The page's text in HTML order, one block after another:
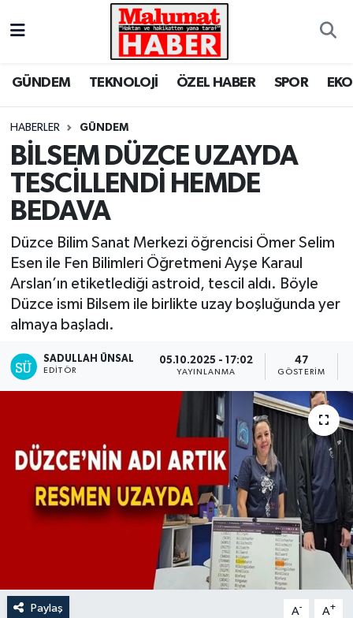
GÜNDEM TEKNOLOJİ ÖZEL HABER SPOR
HABERLER GÜNDEM
BİLSEM DÜZCE UZAYDA
TESCİLLENDİ HEMDE
BEDAVA
Düzce Bilim Sanat Merkezi öğrencisi Ömer Selim
Esen ile Fen Bilimleri Öğretmeni Ayşe Karaul
Arslan’ın etiketlediği astroid, tescil aldı. Böyle
Düzce ismi Bilsem ile birlikte uzay boşluğunda yer
almaya başladı.
SADULLAH ÜNSAL
EDITÖR
05.10.2025 - 17:02
YAYINLANMA
47
GÖSTERIM
Paylaş A- A+
Nöbetçi Eczaneler
Trafik Durumu
Süper Lig Puan Durumu ve Fikstür
Tüm Manşetler
Son Dakika Haberleri
Haber Arşivi